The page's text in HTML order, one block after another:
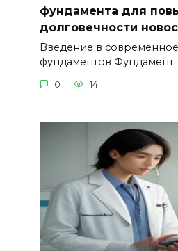
фундаментa для
долговечности
Введение в
фундаментов Фундамент
0 14